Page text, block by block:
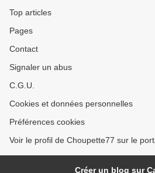
Top articles
Pages
Contact
Signaler un abus
C.G.U.
Cookies et données personnelles
Préférences cookies
Voir le profil de Choupette77 sur le
Créer un blog sur